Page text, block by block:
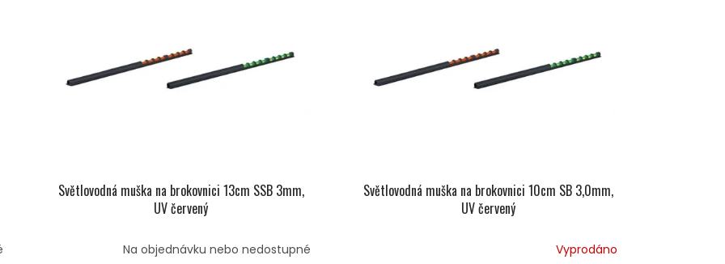
Světlovodná muška na brokovnici 13cm SSB 3mm,
UV červený
Na objednávku nebo nedostupné
Světlovodná muška na brokovnici 10cm SB 3,0mm,
UV červený
Vyprodáno